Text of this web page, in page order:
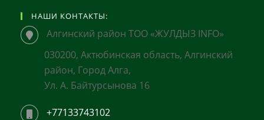
НАШИ КОНТАКТЫ:
Алгинский район ТОО «ЖУЛДЫЗ INFO»
030200, Актюбинская область, Алгинский
район, Город Алга,
Ул. А. Байтурсынова 16
+77133743102